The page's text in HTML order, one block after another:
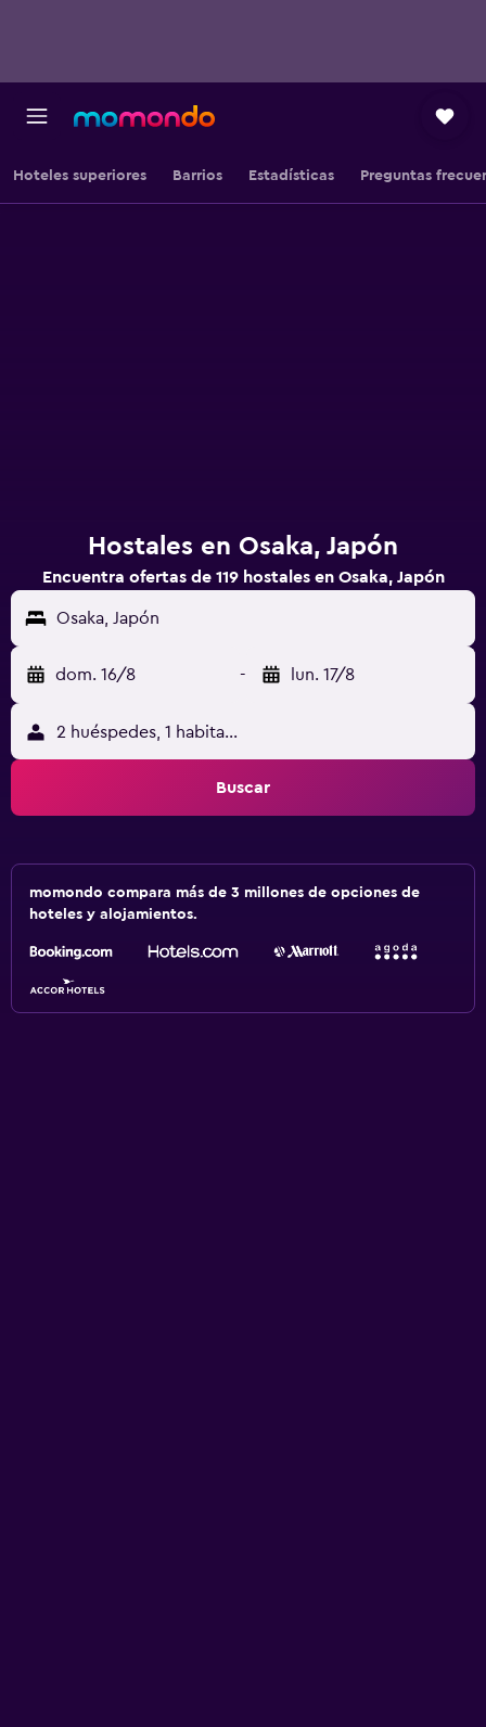
Hoteles superiores Barrios Estadísticas Preguntas
Hostales en Osaka, Japón
Encuentra ofertas de 119 hostales en Osaka, Japón
Osaka, Japón
dom. 16/8 - lun. 17/8
2 huéspedes, 1 habitación
Buscar
momondo compara más de 3 millones de opciones de
hoteles y alojamientos.